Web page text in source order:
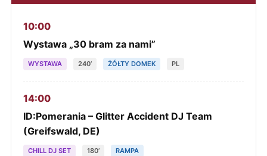
10:00
Wystawa „30 bram za nami”
WYSTAWA 240’ ŻÓŁTY DOMEK PL
14:00
ID:Pomerania – Glitter Accident DJ Team
(Greifswald, DE)
CHILL DJ SET 180’ RAMPA